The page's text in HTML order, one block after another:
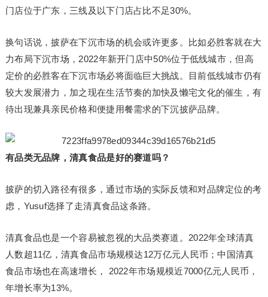
门店位于广东，三线及以下门店占比不足30%。
换句话说，披萨在下沉市场的机会或许更多。比如必胜客就在大
力布局下沉市场，2022年新开门店中50%位于低线城市，但高
定价的必胜客在下沉市场必将面临巨大挑战。目前低线城市仍有
较大发展潜力，加之现在生活节奏的加快及懒宅文化的催生，有
待出现兼具亲民价格和便捷用餐需求的下沉披萨品牌。
有品类无品牌，清真食品是好的赛道吗？
披萨的切入路径有很多，通过市场的实际反馈和对品牌定位的考
虑，Yusuf选择了走清真食品这条路。
清真食品也是一个容易被忽视的大品类赛道。2022年全球清真
人数超11亿，清真食品市场规模达12万亿元人民币；中国清真
食品市场也在高速增长， 2022年市场规模近7000亿元人民币，
年增长率为13%。